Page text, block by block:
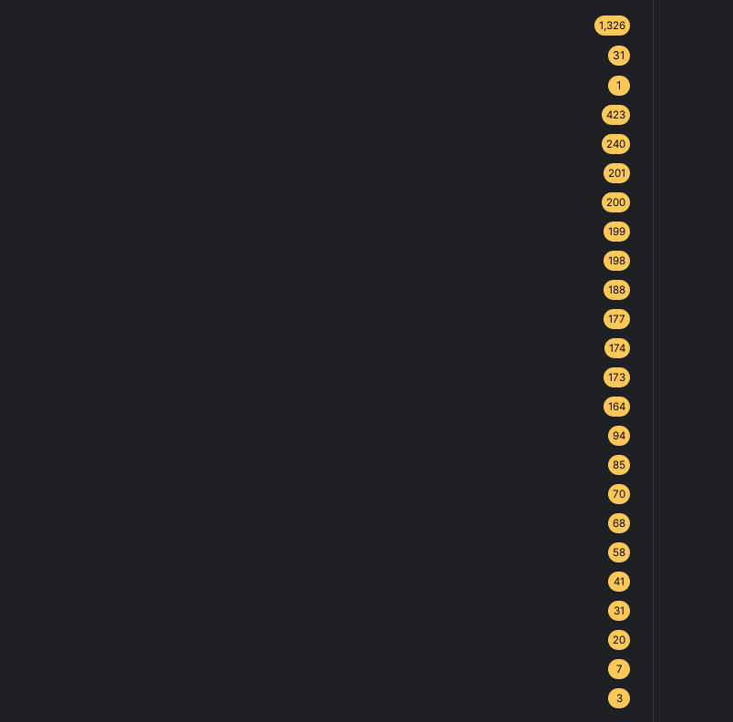
1,326
31
1
423
240
201
200
199
198
188
177
174
173
164
94
85
70
68
58
41
31
20
7
3